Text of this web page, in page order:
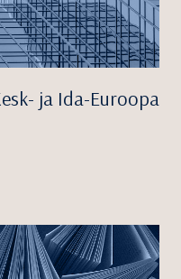
ja Ida-Euroopa